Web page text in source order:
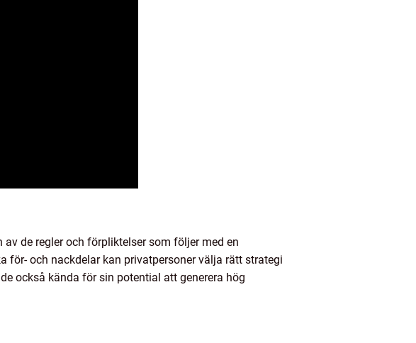
de regler och förpliktelser som följer med en
för- och nackdelar kan privatpersoner välja rätt strategi
också kända för sin potential att generera hög